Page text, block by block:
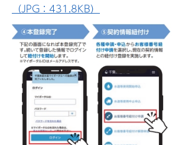
（JPG：431.8KB）